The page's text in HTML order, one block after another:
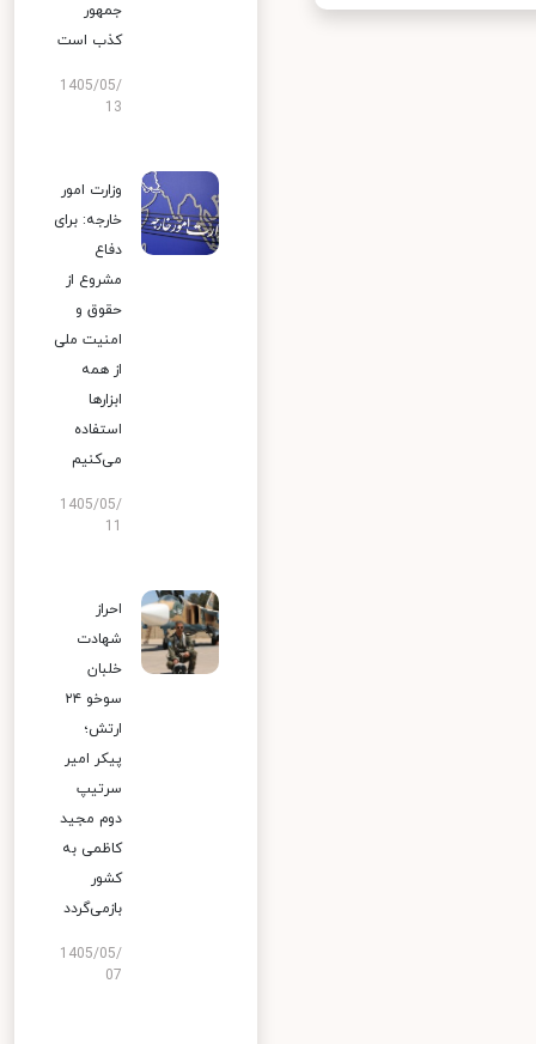
جمهور
کذب است
1405/05/
13
وزارت امور
خارجه: برای
دفاع
مشروع از
حقوق و
امنیت ملی
از همه
ابزارها
استفاده
می‌کنیم
1405/05/
احراز
شهادت
خلبان
سوخو ۲۴
ارتش؛
پیکر امیر
سرتیپ
دوم مجید
کاظمی به
کشور
بازمی‌گردد
1405/05/
07